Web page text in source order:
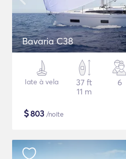
Bavaria C38
Iate à vela
37 ft
11 m
6
$803 /noite